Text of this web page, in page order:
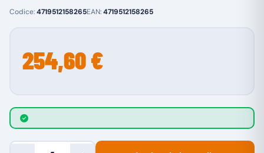
Codice:4719512158265EAN:4719512158265
254,60 €